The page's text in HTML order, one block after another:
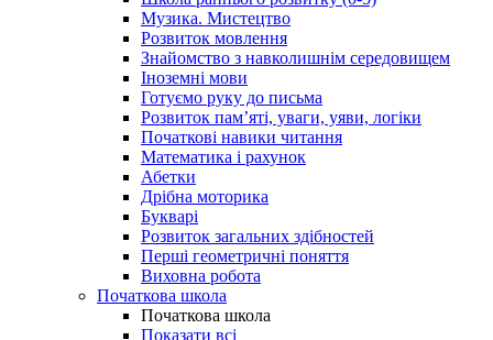
Музика. Мистецтво
Розвиток мовлення
Знайомство з навколишнім середовищем
Іноземні мови
Готуємо руку до письма
Розвиток пам’яті, уваги, уяви, логіки
Початкові навики читання
Математика і рахунок
Абетки
Дрібна моторика
Букварі
Розвиток загальних здібностей
Перші геометричні поняття
Виховна робота
Початкова школа
Початкова школа
Показати всі